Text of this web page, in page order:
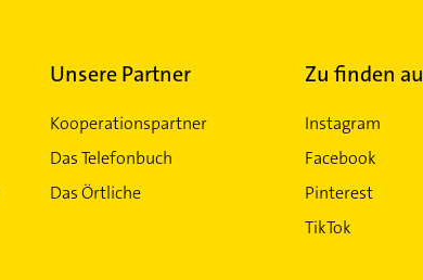
Unsere Partner
Kooperationspartner
Das Telefonbuch
Das Örtliche
Zu finden
Instagram
Facebook
Pinterest
TikTok